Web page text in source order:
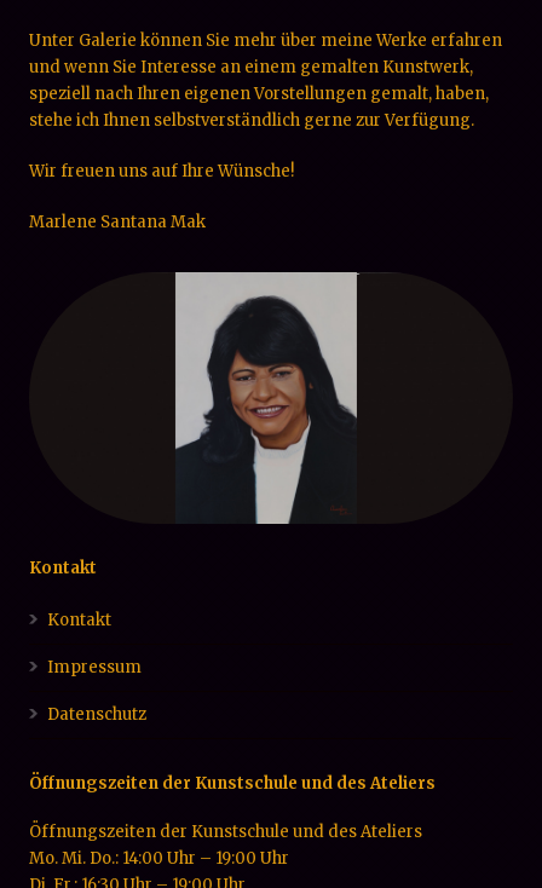
Unter Galerie können Sie mehr über meine Werke erfahren
und wenn Sie Interesse an einem gemalten Kunstwerk,
speziell nach Ihren eigenen Vorstellungen gemalt, haben,
stehe ich Ihnen selbstverständlich gerne zur Verfügung.
Wir freuen uns auf Ihre Wünsche!
Marlene Santana Mak
Kontakt
Kontakt
Impressum
Datenschutz
Öffnungszeiten der Kunstschule und des Ateliers
Öffnungszeiten der Kunstschule und des Ateliers
Mo. Mi. Do.: 14:00 Uhr – 19:00 Uhr